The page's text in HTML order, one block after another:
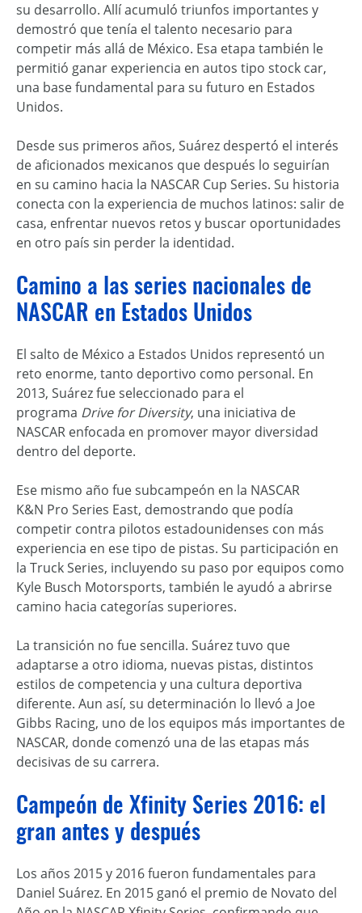
su desarrollo. Allí acumuló triunfos importantes y
demostró que tenía el talento necesario para
competir más allá de México. Esa etapa también le
permitió ganar experiencia en autos tipo stock car,
una base fundamental para su futuro en Estados
Unidos.
Desde sus primeros años, Suárez despertó el interés
de aficionados mexicanos que después lo seguirían
en su camino hacia la NASCAR Cup Series. Su historia
conecta con la experiencia de muchos latinos: salir de
casa, enfrentar nuevos retos y buscar oportunidades
en otro país sin perder la identidad.
Camino a las series nacionales de
NASCAR en Estados Unidos
El salto de México a Estados Unidos representó un
reto enorme, tanto deportivo como personal. En
2013, Suárez fue seleccionado para el
programa Drive for Diversity, una iniciativa de
NASCAR enfocada en promover mayor diversidad
dentro del deporte.
Ese mismo año fue subcampeón en la NASCAR
K&N Pro Series East, demostrando que podía
competir contra pilotos estadounidenses con más
experiencia en ese tipo de pistas. Su participación en
la Truck Series, incluyendo su paso por equipos como
Kyle Busch Motorsports, también le ayudó a abrirse
camino hacia categorías superiores.
La transición no fue sencilla. Suárez tuvo que
adaptarse a otro idioma, nuevas pistas, distintos
estilos de competencia y una cultura deportiva
diferente. Aun así, su determinación lo llevó a Joe
Gibbs Racing, uno de los equipos más importantes de
NASCAR, donde comenzó una de las etapas más
decisivas de su carrera.
Campeón de Xfinity Series 2016: el
gran antes y después
Los años 2015 y 2016 fueron fundamentales para
Daniel Suárez. En 2015 ganó el premio de Novato del